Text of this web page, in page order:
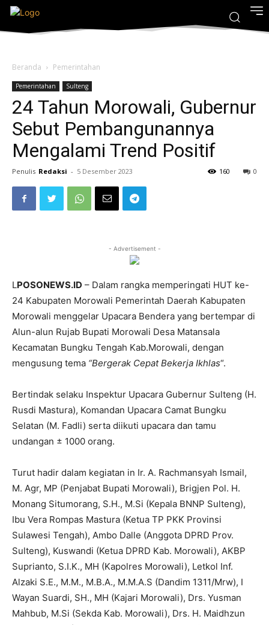
Beranda Pemerintahan
Pemerintahan Sulteng
24 Tahun Morowali, Gubernur
Sebut Pembangunannya
Mengalami Trend Positif
Penulis Redaksi - 5 Desember 2023 0
160
- Advertisement -
LPOSONEWS.ID – Dalam rangka memperingati HUT ke-
24 Kabupaten Morowali Pemerintah Daerah Kabupaten
Morowali menggelar Upacara Bendera yang bertempar di
Alun-alun Rujab Bupati Morowali Desa Matansala
Kecamatan Bungku Tengah Kab.Morowali, dengan
mengusung tema “Bergerak Cepat Bekerja Ikhlas“.
Bertindak selaku Inspektur Upacara Gubernur Sulteng (H.
Rusdi Mastura), Komandan Upacara Camat Bungku
Selatan (M. Fadli) serta diikuti upacara dan tamu
undangan ± 1000 orang.
Turut hadir dalam kegiatan in Ir. A. Rachmansyah Ismail,
M. Agr, MP (Penjabat Bupati Morowali), Brigjen Pol. H.
Monang Situmorang, S.H., M.Si (Kepala BNNP Sulteng),
Ibu Vera Rompas Mastura (Ketua TP PKK Provinsi
Sulawesi Tengah), Ambo Dalle (Anggota DPRD Prov.
Sulteng), Kuswandi (Ketua DPRD Kab. Morowali), AKBP
Suprianto, S.I.K., MH (Kapolres Morowali), Letkol Inf.
Alzaki S.E., M.M., M.B.A., M.M.A.S (Dandim 1311/Mrw), I
Wayan Suardi, SH., MH (Kajari Morowali), Drs. Yusman
Mahbub, M.Si (Sekda Kab. Morowali), Drs. H. Maidhzun